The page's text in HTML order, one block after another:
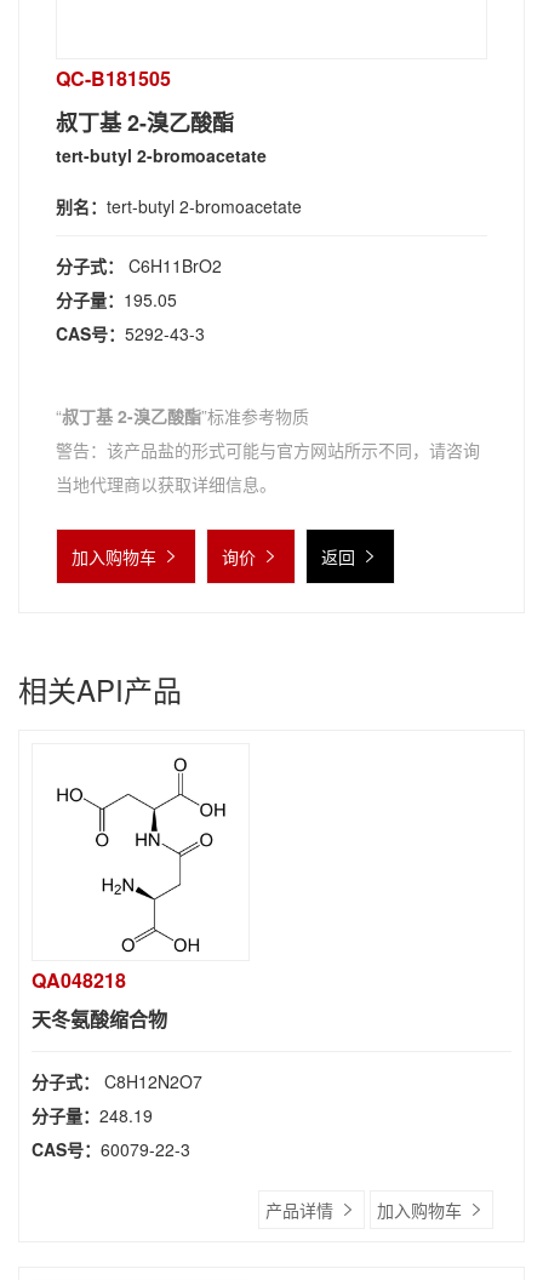
QC-B181505
叔丁基 2-溴乙酸酯
tert-butyl 2-bromoacetate
别名： tert-butyl 2-bromoacetate
分子式：
C6H11BrO2
分子量： 195.05
CAS号： 5292-43-3
“叔丁基 2-溴乙酸酯”标准参考物质
警告：该产品盐的形式可能与官方网站所示不同，请咨询
当地代理商以获取详细信息。
加入购物车 询价 返回
相关API产品
QA048218
天冬氨酸缩合物
分子式： C8H12N2O7
分子量： 248.19
CAS号： 60079-22-3
产品详情 加入购物车